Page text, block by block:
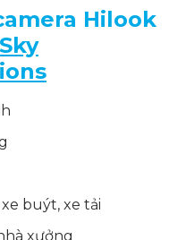
Hilook
Sky
buýt, xe tải
xưởng